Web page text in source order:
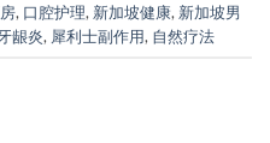
, 口腔护理, 新加坡健康, 新加坡男
龈炎, 犀利士副作用, 自然疗法